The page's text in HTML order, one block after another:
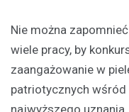
Nie można
wiele pracy, by
zaangażowanie w
patriotycznych
najwyższego